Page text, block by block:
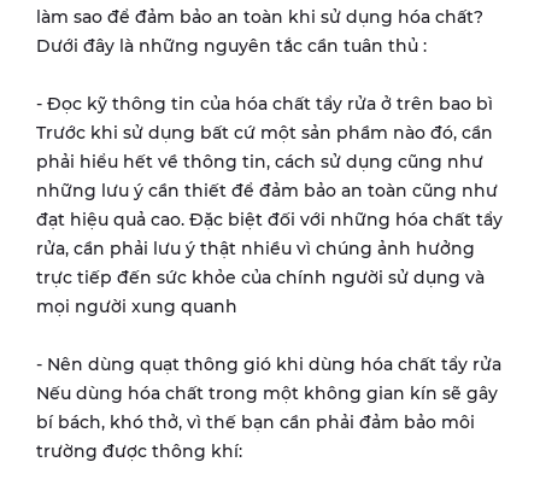
làm sao để đảm bảo an toàn khi sử dụng hóa chất?
Dưới đây là những nguyên tắc cần tuân thủ :
- Đọc kỹ thông tin của hóa chất tẩy rửa ở trên bao bì
Trước khi sử dụng bất cứ một sản phầm nào đó, cần
phải hiểu hết về thông tin, cách sử dụng cũng như
những lưu ý cần thiết để đảm bảo an toàn cũng như
đạt hiệu quả cao. Đặc biệt đối với những hóa chất tẩy
rửa, cần phải lưu ý thật nhiều vì chúng ảnh hưởng
trực tiếp đến sức khỏe của chính người sử dụng và
mọi người xung quanh
- Nên dùng quạt thông gió khi dùng hóa chất tẩy rửa
Nếu dùng hóa chất trong một không gian kín sẽ gây
bí bách, khó thở, vì thế bạn cần phải đảm bảo môi
trường được thông khí: